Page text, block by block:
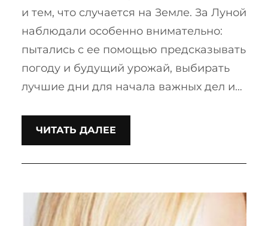
и тем, что случается на Земле. За Луной
наблюдали особенно внимательно:
пытались с ее помощью предсказывать
погоду и будущий урожай, выбирать
лучшие дни для начала важных дел и…
ЧИТАТЬ ДАЛЕЕ